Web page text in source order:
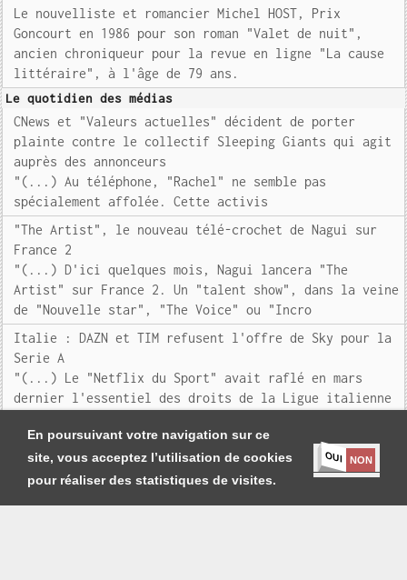
En poursuivant votre navigation sur ce
site, vous acceptez l’utilisation de cookies
pour réaliser des statistiques de visites.
OUI NON
Le nouvelliste et romancier Michel HOST, Prix
Goncourt en 1986 pour son roman "Valet de nuit",
ancien chroniqueur pour la revue en ligne "La cause
littéraire", à l'âge de 79 ans.
Le quotidien des médias
CNews et "Valeurs actuelles" décident de porter
plainte contre le collectif Sleeping Giants qui agit
auprès des annonceurs
"(...) Au téléphone, "Rachel" ne semble pas
spécialement affolée. Cette activis
"The Artist", le nouveau télé-crochet de Nagui sur
France 2
"(...) D'ici quelques mois, Nagui lancera "The
Artist" sur France 2. Un "talent show", dans la veine
de "Nouvelle star", "The Voice" ou "Incro
Italie : DAZN et TIM refusent l'offre de Sky pour la
Serie A
"(...) Le "Netflix du Sport" avait raflé en mars
dernier l'essentiel des droits de la Ligue italienne